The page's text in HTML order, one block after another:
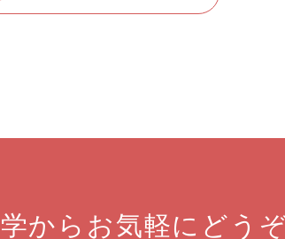
から お気軽にどう